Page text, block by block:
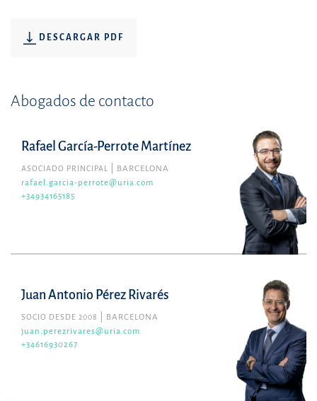
DESCARGAR PDF
Abogados de contacto
Rafael García-Perrote Martínez
ASOCIADO PRINCIPAL
BARCELONA
rafael.garcia-perrote@uria.com
+34934165185
Juan Antonio Pérez Rivarés
SOCIO DESDE 2008
BARCELONA
juan.perezrivares@uria.com
+34616930267